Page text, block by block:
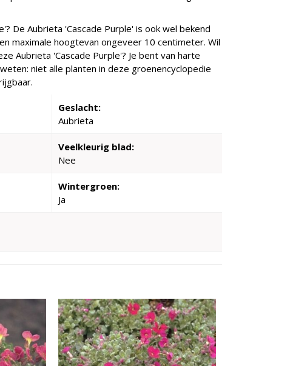
De Aubrieta 'Cascade Purple' is ook wel bekend
maximale hoogtevan ongeveer 10 centimeter. Wil
Aubrieta 'Cascade Purple'? Je bent van harte
niet alle planten in deze groenencyclopedie
Geslacht:
Aubrieta
Veelkleurig blad:
Nee
Wintergroen:
Ja